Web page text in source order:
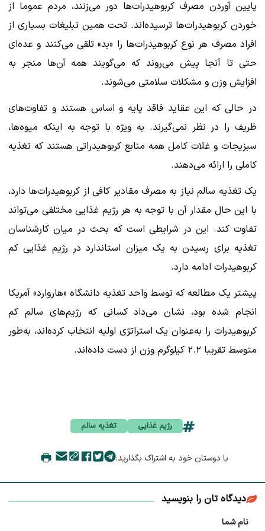
پایین آوردن مصرف کربوهیدرات‌ها دور می‌زنند، مردم عموما از
خوردن کربوهیدرات‌ها ترسیده‌اند. تحت همین تبلیغات بسیاری از
افراد مصرف هر نوع کربوهیدرات‌ها را «بد» تلقی می‌کنند و عده‌ای
حتی تا آنجا پیش می‌روند که می‌گویند همه آن‌ها منجر به
افزایش وزن و مشکلات سلامتی می‌شوند.
در حالی که این عقاید فاقد پایه و اساس هستند و تفاوت‌های
ظریف را در نظر نمی‌گیرند. به ویژه با توجه به اینکه میوه‌ها،
سبزیجات و غلات کامل همه منابع کربوهیدراتی هستند که تغذیه
کاملی را ارائه می‌دهند.
یک تغذیه سالم نیاز به مصرف مقادیر کافی از کربوهیدرات‌ها دارد،
با این حال مقدار آن با توجه به هر رژیم غذایی مختلفی می‌تواند
تفاوت کند. این در شرایطی است که بحث در میان کارشناسان
تغذیه برای رسیدن به یک میزان استاندارد در رژیم غذایی کم
کربوهیدرات ادامه دارد.
پیشتر یک مطالعه که توسط واحد تغذیه دانشگاه «هاروارد» آمریکا
انجام شده بود، نشان می‌داد کسانی که رژیم‌های سالم کم
کربوهیدرات را به‌عنوان یک استراتژی اولیه انتخاب کرده‌اند، به‌طور
متوسط تقریبا ۲.۲ کیلوگرم وزن از دست داده‌اند.
رژیم غذایی تغذیه سالم
با دوستان خود به اشتراک بگذارید:
دیدگاه تان را بنویسید
نام شما